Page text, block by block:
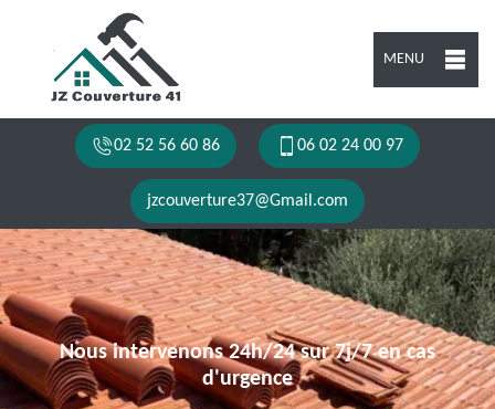
MENU
02 52 56 60 86 06 02 24 00 97
jzcouverture37@Gmail.com
Nous intervenons 24h/24 sur 7j/7 en cas
d'urgence